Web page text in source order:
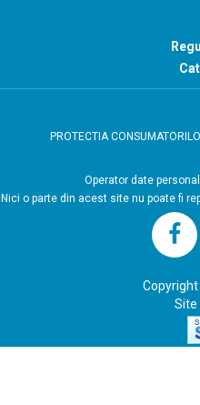
PROTECTIA
Nici o parte din acest site nu poate fi
Copyright